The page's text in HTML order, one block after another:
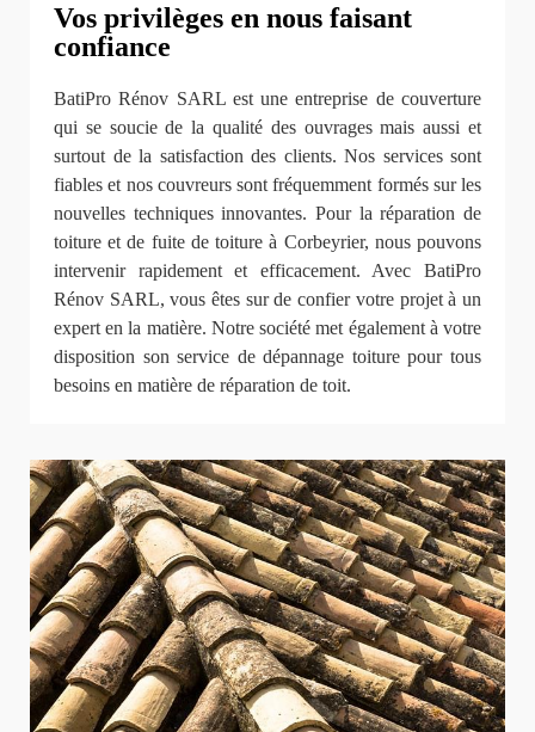
Vos privilèges en nous faisant
confiance
BatiPro Rénov SARL est une entreprise de couverture
qui se soucie de la qualité des ouvrages mais aussi et
surtout de la satisfaction des clients. Nos services sont
fiables et nos couvreurs sont fréquemment formés sur les
nouvelles techniques innovantes. Pour la réparation de
toiture et de fuite de toiture à Corbeyrier, nous pouvons
intervenir rapidement et efficacement. Avec BatiPro
Rénov SARL, vous êtes sur de confier votre projet à un
expert en la matière. Notre société met également à votre
disposition son service de dépannage toiture pour tous
besoins en matière de réparation de toit.